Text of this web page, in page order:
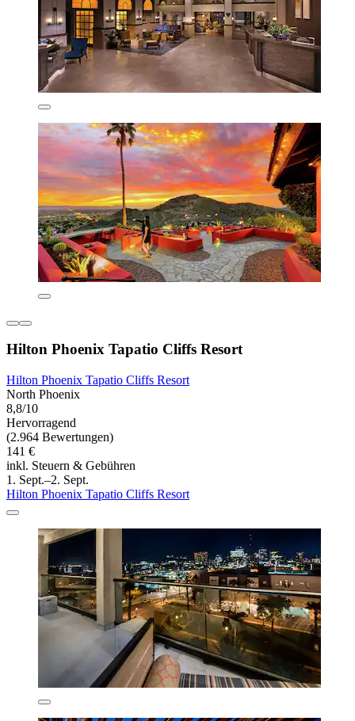
Hilton Phoenix Tapatio Cliffs Resort
Hilton Phoenix Tapatio Cliffs Resort
North Phoenix
8,8/10
Hervorragend
(2.964 Bewertungen)
141 €
inkl. Steuern & Gebühren
1. Sept.–2. Sept.
Hilton Phoenix Tapatio Cliffs Resort